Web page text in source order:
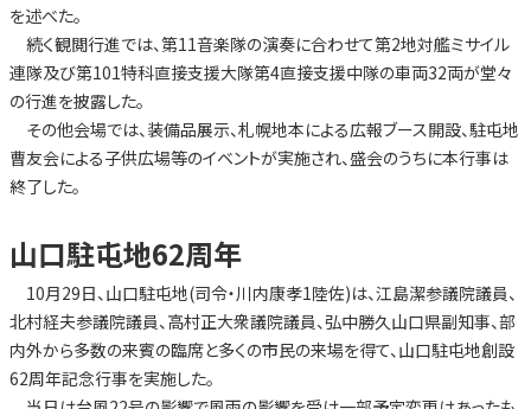
を述べた。
続く観閲行進では、第11音楽隊の演奏に合わせて第2地対艦ミサイル
連隊及び第101特科直接支援大隊第4直接支援中隊の車両32両が堂々
の行進を披露した。
その他会場では、装備品展示、札幌地本による広報ブース開設、駐屯地
曹友会による子供広場等のイベントが実施され、盛会のうちに本行事は
終了した。
山口駐屯地62周年
10月29日、山口駐屯地(司令・川内康孝1陸佐)は、江島潔参議院議員、
北村経夫参議院議員、高村正大衆議院議員、弘中勝久山口県副知事、部
内外から多数の来賓の臨席と多くの市民の来場を得て、山口駐屯地創設
62周年記念行事を実施した。